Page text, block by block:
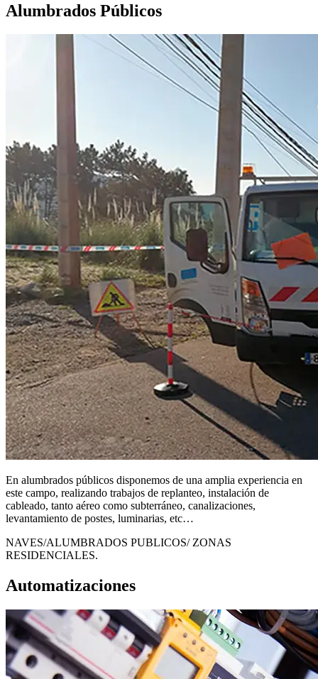
Alumbrados Públicos
En alumbrados públicos disponemos de una amplia experiencia en
este campo, realizando trabajos de replanteo, instalación de
cableado, tanto aéreo como subterráneo, canalizaciones,
levantamiento de postes, luminarias, etc…
NAVES/ALUMBRADOS PUBLICOS/ ZONAS
RESIDENCIALES.
Automatizaciones